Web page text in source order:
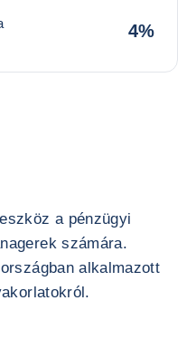
4%
a pénzügyi
számára.
alkalmazott